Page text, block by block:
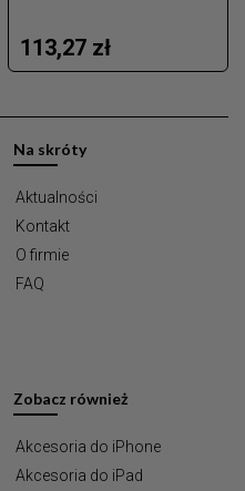
113,27 zł
Na skróty
Aktualności
Kontakt
O firmie
FAQ
Zobacz również
Akcesoria do iPhone
Akcesoria do iPad